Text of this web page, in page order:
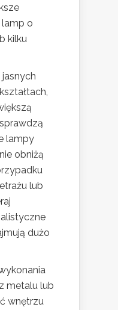
o
kilku
lampy
obniżą
lub
dużo
metalu lub
wnętrzu